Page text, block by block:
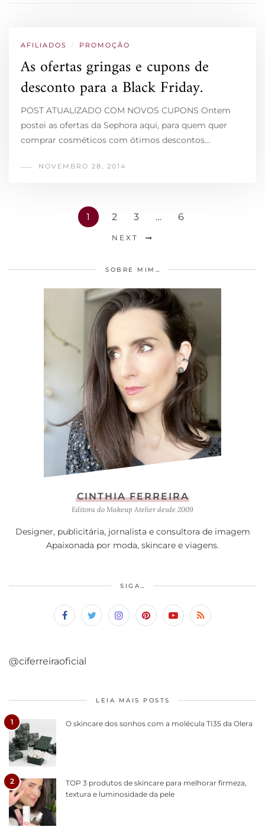
AFILIADOS / PROMOÇÃO
As ofertas gringas e cupons de
desconto para a Black Friday.
POST ATUALIZADO COM NOVOS CUPONS Ontem
postei as ofertas da Sephora aqui, para quem quer
comprar cosméticos com ótimos descontos…
NOVEMBRO 28, 2014
1 2 3 … 6
NEXT
SOBRE MIM…
CINTHIA FERREIRA
Editora do Makeup Atelier desde 2009
Designer, publicitária, jornalista e consultora de imagem
Apaixonada por moda, skincare e viagens.
SIGA…
@ciferreiraoficial
LEIA MAIS POSTS
1 O skincare dos sonhos com a molécula TI35 da Olera
2
TOP 3 produtos de skincare para melhorar firmeza,
textura e luminosidade da pele